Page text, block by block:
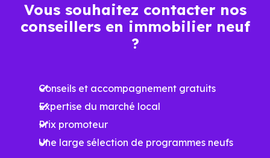
Espaces ouverts
…
RE2025 et RE2031
à la construction
améliorées
Vous souhaitez contacter nos
conseillers en immobilier neuf
?
Conseils et accompagnement gratuits
Expertise du marché local
Prix promoteur
Une large sélection de programmes neufs